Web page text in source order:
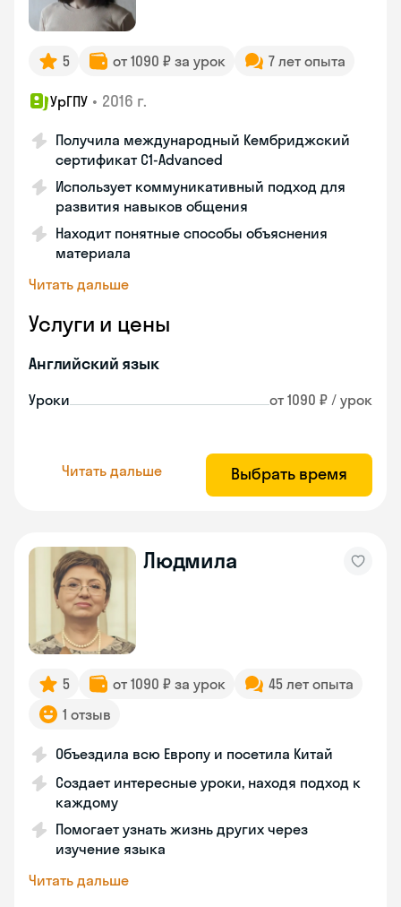
5 от 1090 ₽ за урок 7 лет опыта
УрГПУ • 2016 г.
Получила международный Кембриджский
сертификат С1-Advanced
Использует коммуникативный подход для
развития навыков общения
Находит понятные способы объяснения
материала
Читать дальше
Услуги и цены
Английский язык
Уроки от 1090 ₽ / урок
Читать дальше Выбрать время
Людмила
5 от 1090 ₽ за урок
45 лет опыта
1 отзыв
Объездила всю Европу и посетила Китай
Создает интересные уроки, находя подход к
каждому
Помогает узнать жизнь других через
изучение языка
Читать дальше